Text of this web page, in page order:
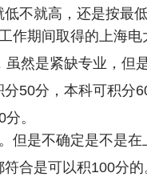
不就高，还是按最低
作期间取得的上海
然是紧缺专业，但
50分，本科可积分
。
但是不确定是不是
合是可以积100分的